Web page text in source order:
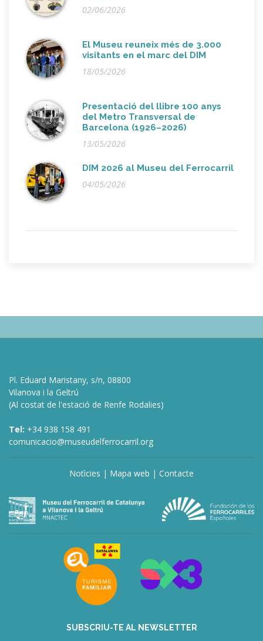
02/06/2026
El Museu reuneix més de 3.000
visitants en el marc del DIM
18/05/2026
Presentació del llibre 100 anys
del Metro Transversal de
Barcelona (1926–2026)
13/05/2026
DIM 2026 al Museu del Ferrocarril
04/05/2026
Pl. Eduard Maristany, s/n, 08800
Vilanova i la Geltrú
(Al costat de l'estació de Renfe Rodalies)
Tel: +34 938 158 491
comunicacio@museudelferrocarril.org
Notìcies | Mapa web | Contacte
deneme
bonusu
SUBSCRIU-TE AL NEWSLETTER